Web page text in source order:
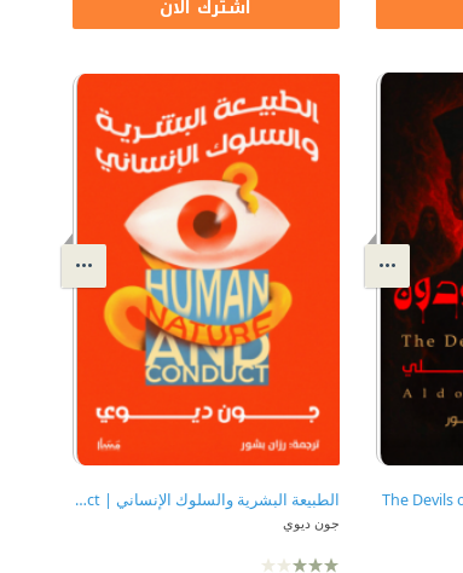
اشترك الآن
الطبيعة البشرية والسلوك الإنساني | Human Nature And Conduct
جون ديوي